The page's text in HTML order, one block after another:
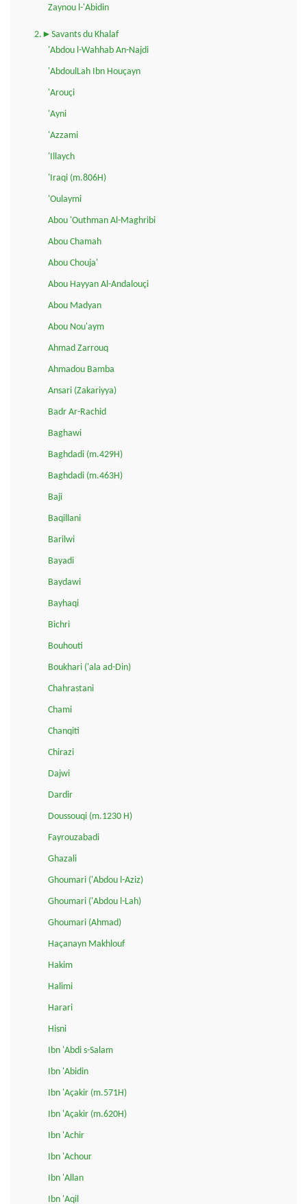
Zaynou l-'Abidin
2.►Savants du Khalaf
'Abdou l-Wahhab An-Najdi
'AbdoulLah Ibn Houçayn
'Arouçi
'Ayni
'Azzami
'Illaych
'Iraqi (m.806H)
'Oulaymi
Abou 'Outhman Al-Maghribi
Abou Chamah
Abou Chouja'
Abou Hayyan Al-Andalouçi
Abou Madyan
Abou Nou'aym
Ahmad Zarrouq
Ahmadou Bamba
Ansari (Zakariyya)
Badr Ar-Rachid
Baghawi
Baghdadi (m.429H)
Baghdadi (m.463H)
Baji
Baqillani
Barilwi
Bayadi
Baydawi
Bayhaqi
Bichri
Bouhouti
Boukhari ('ala ad-Din)
Chahrastani
Chami
Chanqiti
Chirazi
Dajwi
Dardir
Doussouqi (m.1230 H)
Fayrouzabadi
Ghazali
Ghoumari ('Abdou l-Aziz)
Ghoumari ('Abdou l-Lah)
Ghoumari (Ahmad)
Haçanayn Makhlouf
Hakim
Halimi
Harari
Hisni
Ibn 'Abdi s-Salam
Ibn 'Abidin
Ibn 'Açakir (m.571H)
Ibn 'Açakir (m.620H)
Ibn 'Achir
Ibn 'Achour
Ibn 'Allan
Ibn 'Aqil